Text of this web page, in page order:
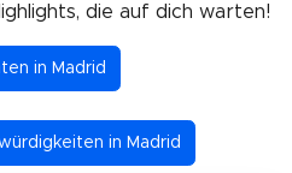
die auf dich warten!
in Madrid
in Madrid